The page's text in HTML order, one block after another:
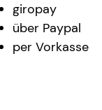
giropay
über Paypal
per Vorkasse